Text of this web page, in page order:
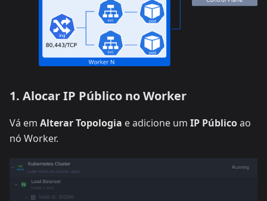
1. Alocar IP Público no Worker
Vá em Alterar Topologia e adicione um IP Públicoao
nó Worker.